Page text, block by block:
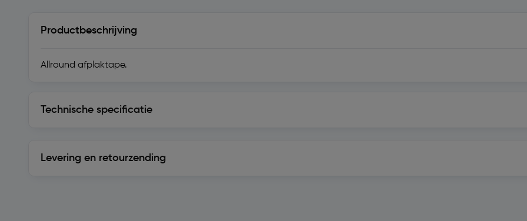
Productbeschrijving
Allround afplaktape.
Technische specificatie
Levering en retourzending